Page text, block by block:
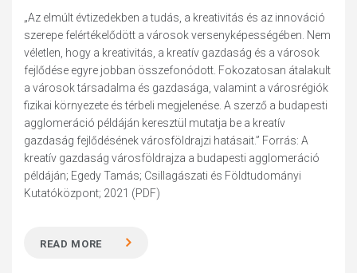
„Az elmúlt évtizedekben a tudás, a kreativitás és az innováció
szerepe felértékelődött a városok versenyképességében. Nem
véletlen, hogy a kreativitás, a kreatív gazdaság és a városok
fejlődése egyre jobban összefonódott. Fokozatosan átalakult
a városok társadalma és gazdasága, valamint a városrégiók
fizikai környezete és térbeli megjelenése. A szerző a budapesti
agglomeráció példáján keresztül mutatja be a kreatív
gazdaság fejlődésének városföldrajzi hatásait.” Forrás: A
kreatív gazdaság városföldrajza a budapesti agglomeráció
példáján; Egedy Tamás; Csillagászati és Földtudományi
Kutatóközpont; 2021 (PDF)
READ MORE